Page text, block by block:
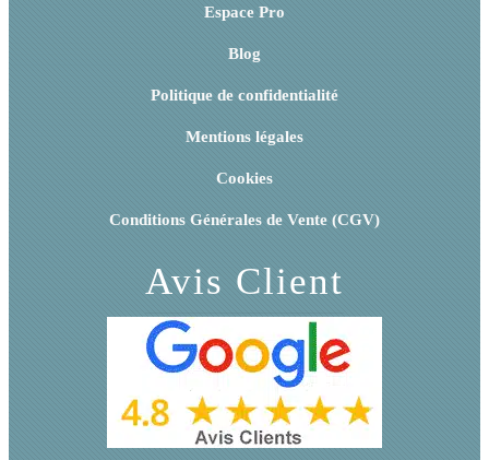
Espace Pro
Blog
Politique de confidentialité
Mentions légales
Cookies
Conditions Générales de Vente (CGV)
Avis Client